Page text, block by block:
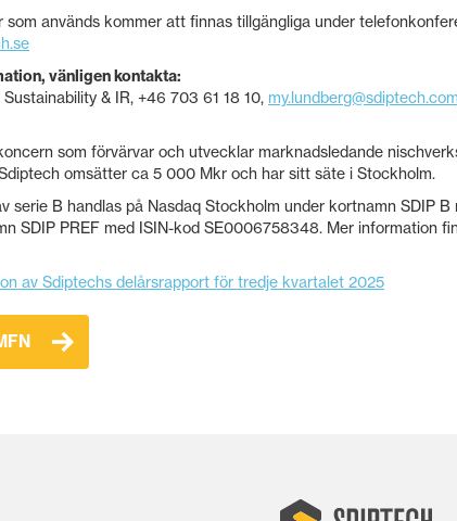
som används kommer att finnas tillgängliga under
vänligen kontakta:
& IR, +46 703 61 18 10, my.lundberg@sdiptech.com
som förvärvar och utvecklar marknadsledande
omsätter ca 5 000 Mkr och har sitt säte i Stockholm.
serie B handlas på Nasdaq Stockholm under kortnamn SDIP
SDIP PREF med ISIN-kod SE0006758348. Mer information
av Sdiptechs delårsrapport för tredje kvartalet 2025